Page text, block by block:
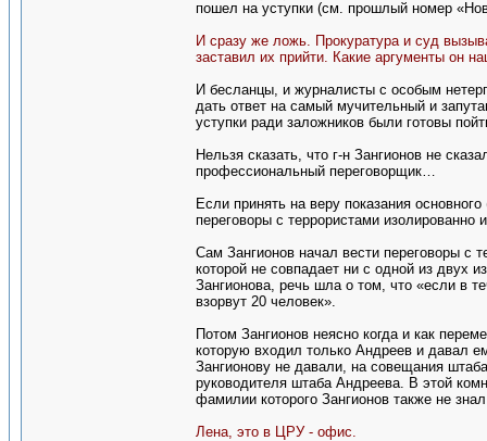
пошел на уступки (см. прошлый номер
И сразу же ложь. Прокуратура и суд
заставил их прийти. Какие аргументы он
И бесланцы, и журналисты с особым
дать ответ на самый мучительный и
уступки ради заложников были готовы
Нельзя сказать, что г-н Зангионов не
профессиональный переговорщик…
Если принять на веру показания
переговоры с террористами
Сам Зангионов начал вести переговоры с
которой не совпадает ни с одной из двух
Зангионова, речь шла о том, что «если в
взорвут 20 человек».
Потом Зангионов неясно когда и как
которую входил только Андреев и давал
Зангионову не давали, на совещания
руководителя штаба Андреева. В этой
фамилии которого Зангионов также не
Лена, это в ЦРУ - офис.